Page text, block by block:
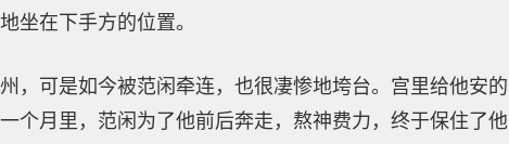
坐在下手方的位置。
，可是如今被范闲牵连，也很凄惨地垮台。宫里给他安的
个月里，范闲为了他前后奔走，熬神费力，终于保住了他